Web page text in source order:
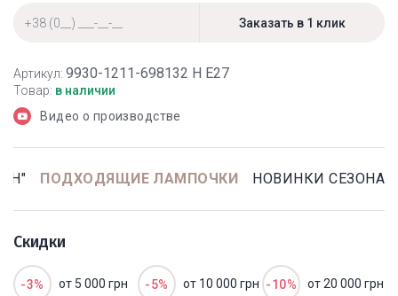
Артикул: 9930-1211-698132 Н Е27
Товар: в наличии
Видео о производстве
ПОДХОДЯЩИЕ ЛАМПОЧКИ НОВИНКИ СЕЗОНА
Скидки
-3% от 5 000 грн -5% от 10 000 грн -10% от 20 000 грн